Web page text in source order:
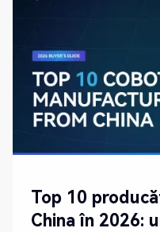
Top 10
China în 2026: